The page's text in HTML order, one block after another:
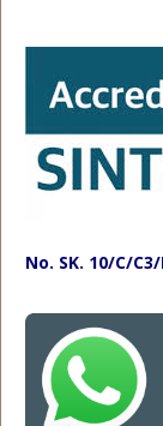
No. SK. 10/C/